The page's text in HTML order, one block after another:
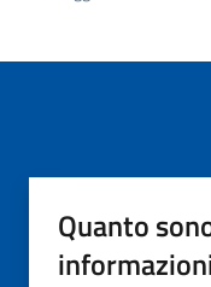
Quanto